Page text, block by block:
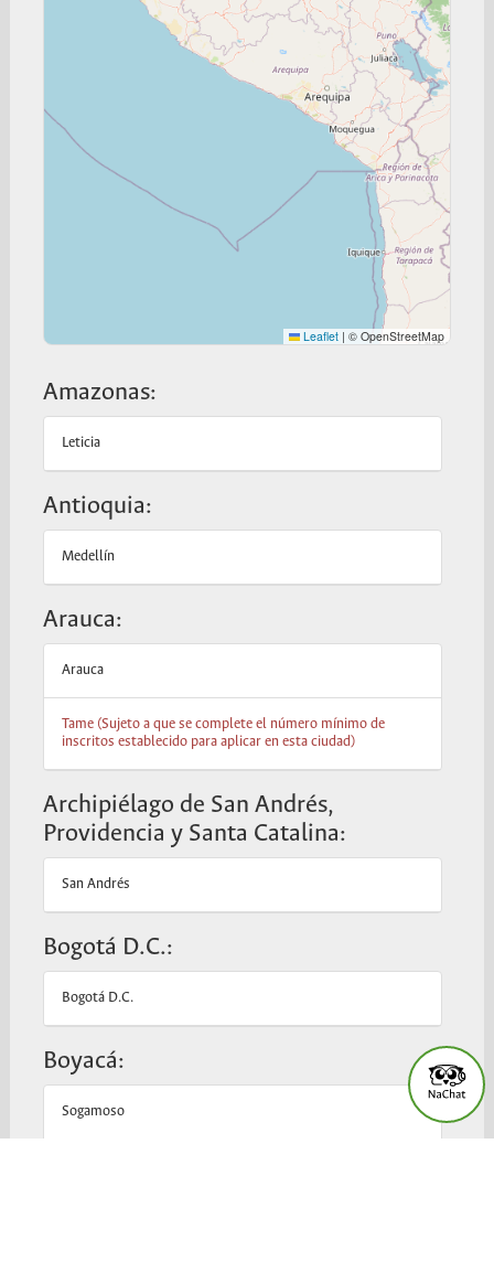
Consulado General de Colombia en Nueva York
Consulado General de Colombia en El Salvador
Consulado General de Colombia en Santiago
Santiago de Chile
Washington
Leaflet | © OpenStreetMap
Amazonas:
Leticia
Antioquia:
Medellín
Arauca:
Arauca
Tame (Sujeto a que se complete el número mínimo de
inscritos establecido para aplicar en esta ciudad)
Archipiélago de San Andrés,
Providencia y Santa Catalina:
San Andrés
Bogotá D.C.:
Bogotá D.C.
Boyacá:
Sogamoso